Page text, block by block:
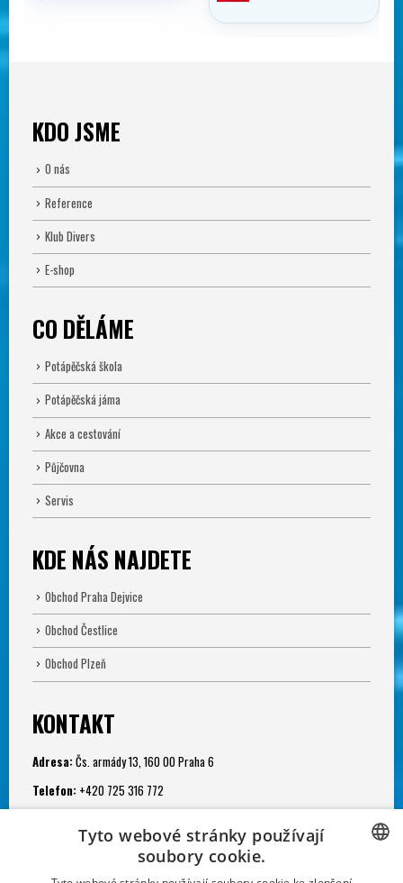
KDO JSME
O nás
Reference
Klub Divers
E-shop
CO DĚLÁME
Potápěčská škola
Potápěčská jáma
Akce a cestování
Půjčovna
Servis
KDE NÁS NAJDETE
Obchod Praha Dejvice
Obchod Čestlice
Obchod Plzeň
KONTAKT
Adresa: Čs. armády 13, 160 00 Praha 6
Telefon: +420 725 316 772
CZECH
Tyto webové stránky používají
soubory cookie.